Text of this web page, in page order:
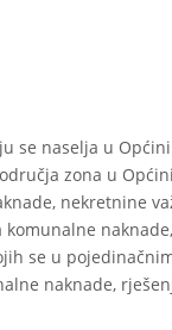
se naselja u
zona u
nekretnine
se u
naknade,